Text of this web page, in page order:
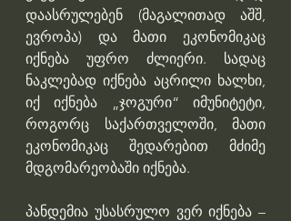
დაასრულებენ (მაგალითად აშშ,
ევროპა) და მათი ეკონომიკაც
იქნება უფრო ძლიერი. სადაც
ნაკლებად იქნება აცრილი ხალხი,
იქ იქნება „ჯოგური“ იმუნიტეტი,
როგორც საქართველოში, მათი
ეკონომიკაც შედარებით მძიმე
მდგომარეობაში იქნება.
პანდემია უსასრულო ვერ იქნება –